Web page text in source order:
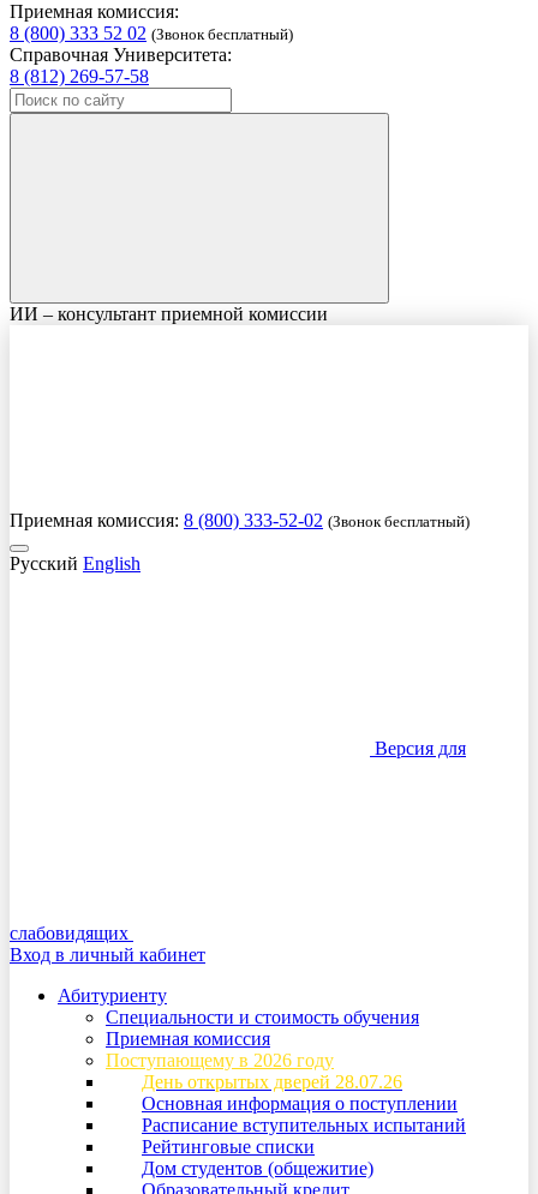
Приемная комиссия:
8 (800) 333 52 02 (Звонок бесплатный)
Справочная Университета:
8 (812) 269-57-58
ИИ – консультант приемной комиссии
Приемная комиссия: 8 (800) 333-52-02 (Звонок бесплатный)
Русский English
Версия для
слабовидящих
Вход в личный кабинет
Абитуриенту
Специальности и стоимость обучения
Приемная комиссия
Поступающему в 2026 году
День открытых дверей 28.07.26
Основная информация о поступлении
Расписание вступительных испытаний
Рейтинговые списки
Дом студентов (общежитие)
Образовательный кредит